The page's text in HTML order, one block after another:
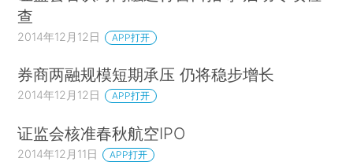
查
2014年12月12日 APP打开
券商两融规模短期承压 仍将稳步增长
2014年12月12日 APP打开
证监会核准春秋航空IPO
2014年12月11日 APP打开